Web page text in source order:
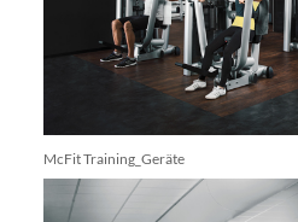
McFit Training_Geräte